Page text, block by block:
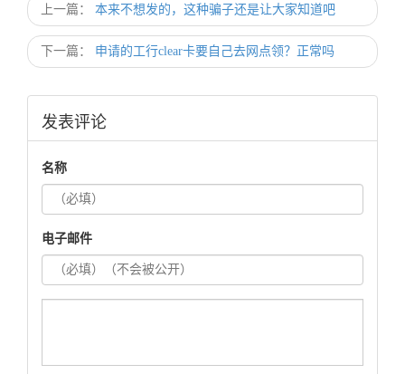
上一篇： 本来不想发的，这种骗子还是让大家知道吧
下一篇： 申请的工行clear卡要自己去网点领？正常吗
发表评论
名称
电子邮件